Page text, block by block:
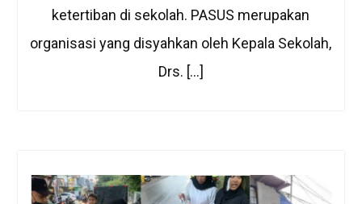
ketertiban di sekolah. PASUS merupakan
organisasi yang disyahkan oleh Kepala Sekolah,
Drs. […]